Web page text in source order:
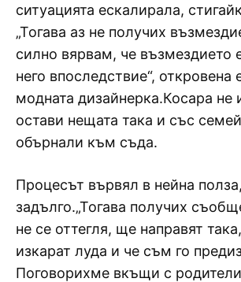
ситуацията ескалирала,
„Тогава аз не получих
силно вярвам, че възмездието
него впоследствие“, откровена
модната дизайнерка.Косара не
остави нещата така и със
обърнали към съда.
Процесът вървял в нейна
задълго.„Тогава получих
не се оттегля, ще направят
изкарат луда и че съм го
Поговорихме вкъщи с